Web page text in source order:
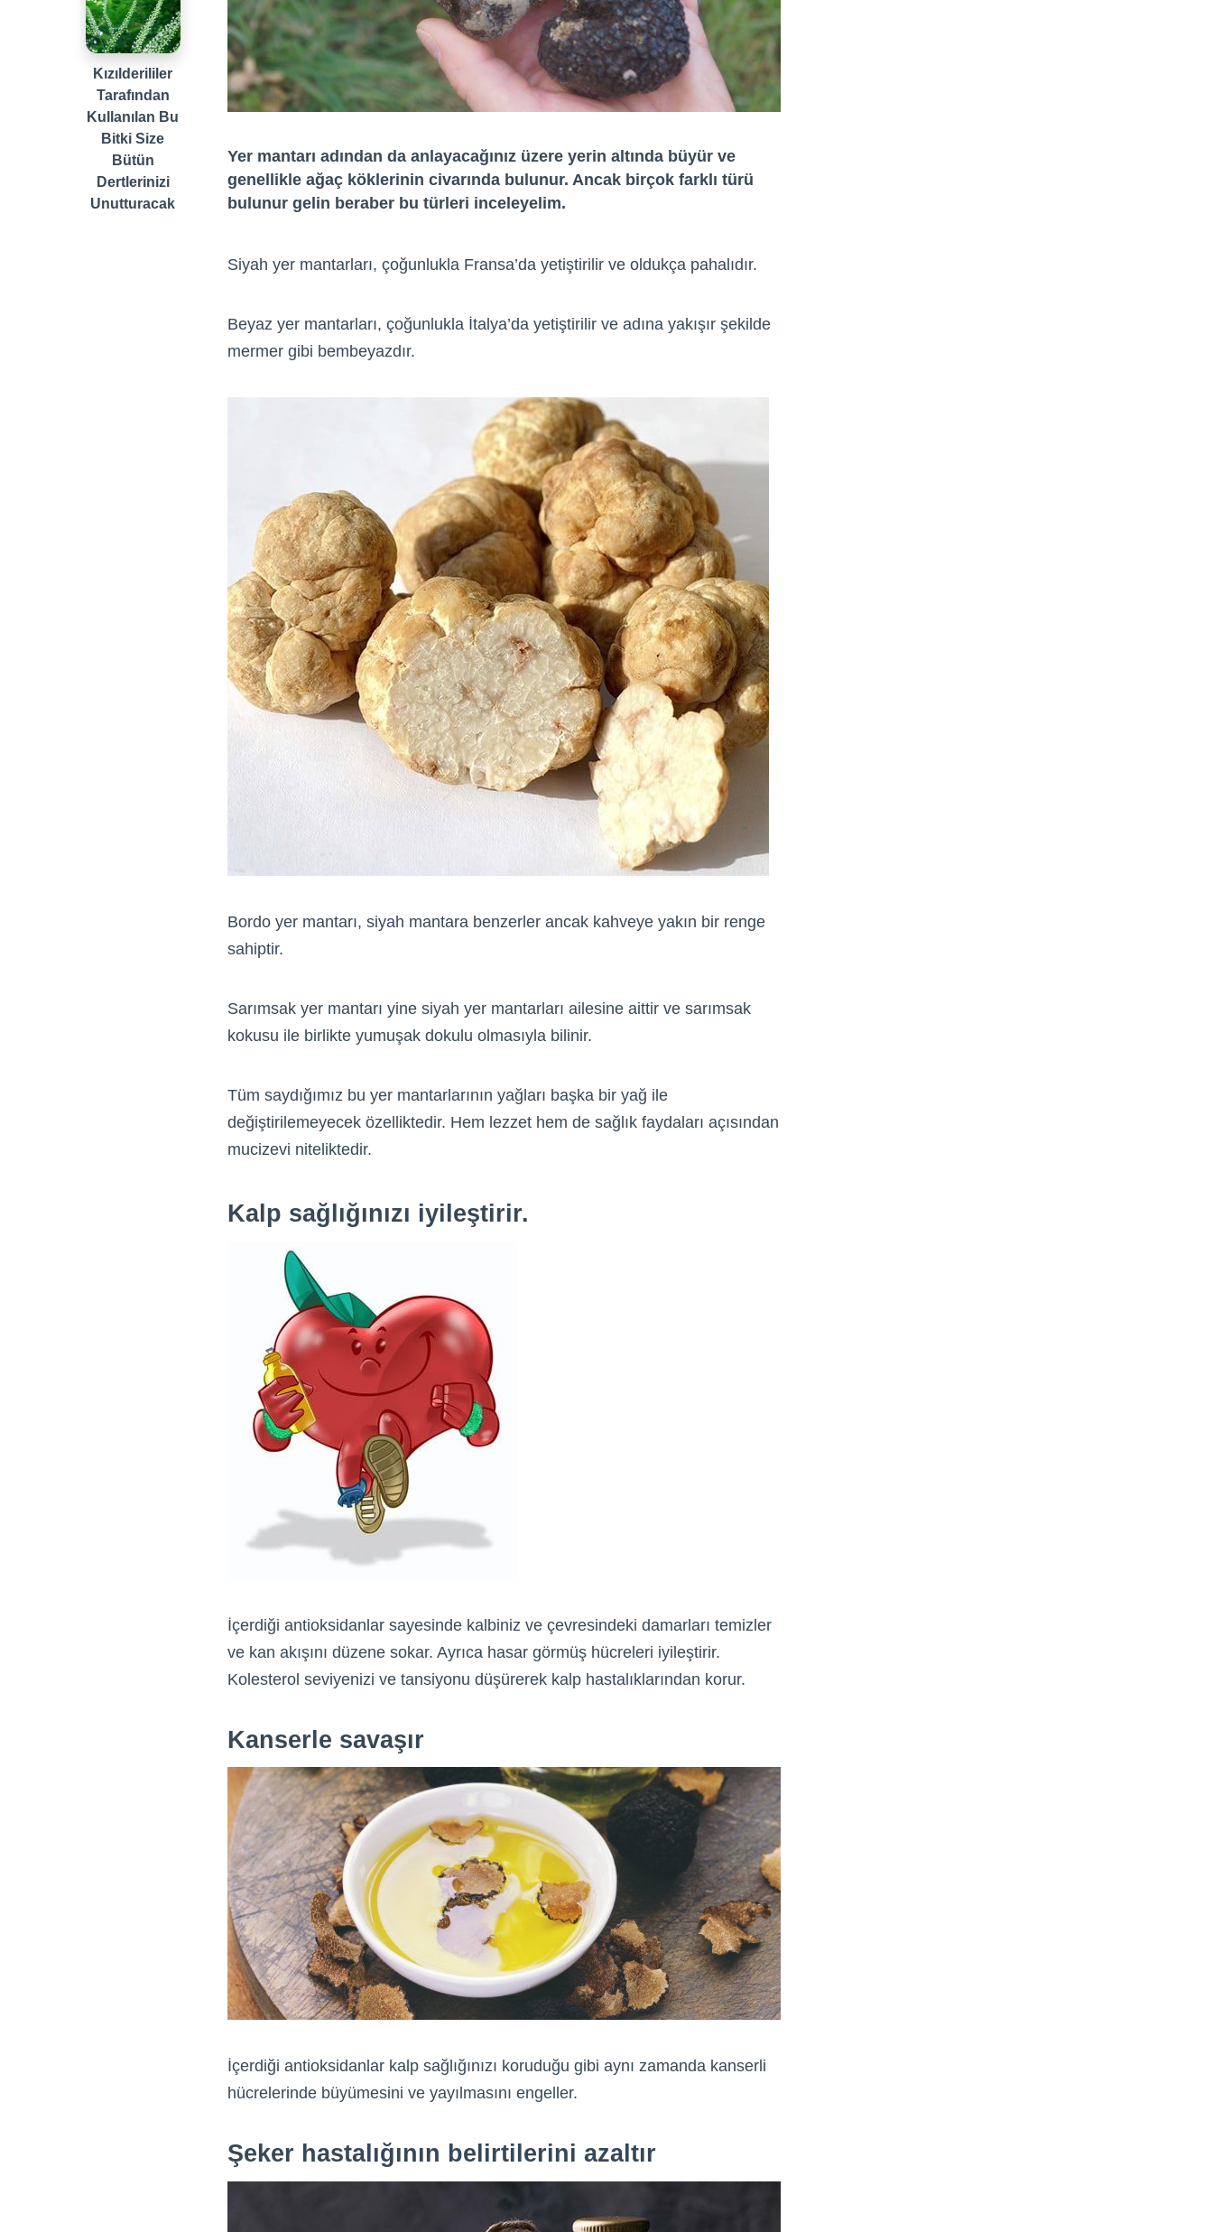
Kızılderililer
Tarafından
Kullanılan Bu
Bitki Size
Bütün
Dertlerinizi
Unutturacak
Yer mantarı adından da anlayacağınız üzere yerin altında büyür ve
genellikle ağaç köklerinin civarında bulunur. Ancak birçok farklı türü
bulunur gelin beraber bu türleri inceleyelim.
Siyah yer mantarları, çoğunlukla Fransa’da yetiştirilir ve oldukça pahalıdır.
Beyaz yer mantarları, çoğunlukla İtalya’da yetiştirilir ve adına yakışır şekilde
mermer gibi bembeyazdır.
Bordo yer mantarı, siyah mantara benzerler ancak kahveye yakın bir renge
sahiptir.
Sarımsak yer mantarı yine siyah yer mantarları ailesine aittir ve sarımsak
kokusu ile birlikte yumuşak dokulu olmasıyla bilinir.
Tüm saydığımız bu yer mantarlarının yağları başka bir yağ ile
değiştirilemeyecek özelliktedir. Hem lezzet hem de sağlık faydaları açısından
mucizevi niteliktedir.
Kalp sağlığınızı iyileştirir.
İçerdiği antioksidanlar sayesinde kalbiniz ve çevresindeki damarları temizler
ve kan akışını düzene sokar. Ayrıca hasar görmüş hücreleri iyileştirir.
Kolesterol seviyenizi ve tansiyonu düşürerek kalp hastalıklarından korur.
Kanserle savaşır
İçerdiği antioksidanlar kalp sağlığınızı koruduğu gibi aynı zamanda kanserli
hücrelerinde büyümesini ve yayılmasını engeller.
Şeker hastalığının belirtilerini azaltır